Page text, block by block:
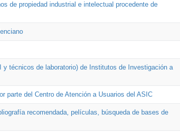
de propiedad industrial e intelectual procedente de
técnicos de laboratorio) de Institutos de Investigación a
parte del Centro de Atención a Usuarios del ASIC
recomendada, películas, búsqueda de bases de